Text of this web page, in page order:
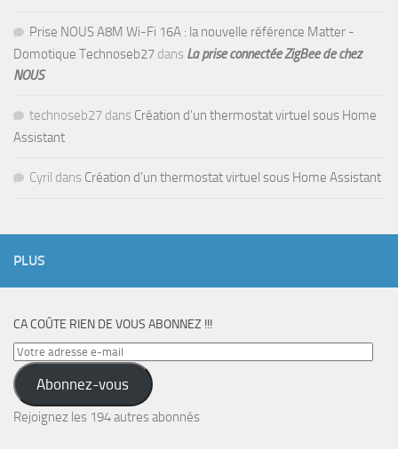
Prise NOUS A8M Wi-Fi 16A : la nouvelle référence Matter -
Domotique Technoseb27 dans La prise connectée ZigBee de chez
NOUS
technoseb27 dans Création d’un thermostat virtuel sous Home
Assistant
Cyril dans Création d’un thermostat virtuel sous Home Assistant
PLUS
CA COÛTE RIEN DE VOUS ABONNEZ !!!
Votre
adresse
e-
mail
Abonnez-vous
Rejoignez les 194 autres abonnés